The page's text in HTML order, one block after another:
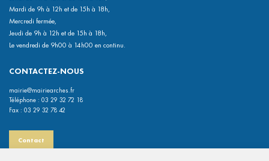
Mardi de 9h à 12h et de 15h à 18h,
Mercredi fermée,
Jeudi de 9h à 12h et de 15h à 18h,
Le vendredi de 9h00 à 14h00 en continu.
CONTACTEZ-NOUS
mairie@mairiearches.fr
Téléphone : 03 29 32 72 18
Fax : 03 29 32 78 42
Contact